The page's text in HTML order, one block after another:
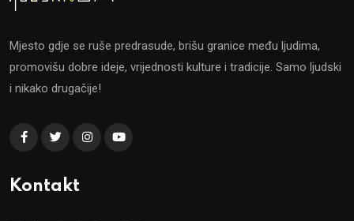
Mjesto gdje se ruše predrasude, brišu granice među ljudima,
promovišu dobre ideje, vrijednosti kulture i tradicije. Samo ljudski
i nikako drugačije!
Kontakt